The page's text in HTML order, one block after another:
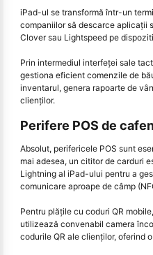
iPad-ul se transformă într-un
companiilor să descarce aplicații
Clover sau Lightspeed pe
Prin intermediul interfeței sale
gestiona eficient comenzile de
inventarul, genera rapoarte de
clienților.
Perifere POS de
Absolut, perifericele POS sunt
mai adesea, un cititor de carduri
Lightning al iPad-ului pentru a
comunicare aproape de câmp
Pentru plățile cu coduri QR
utilizează convenabil camera
codurile QR ale clienților, oferind